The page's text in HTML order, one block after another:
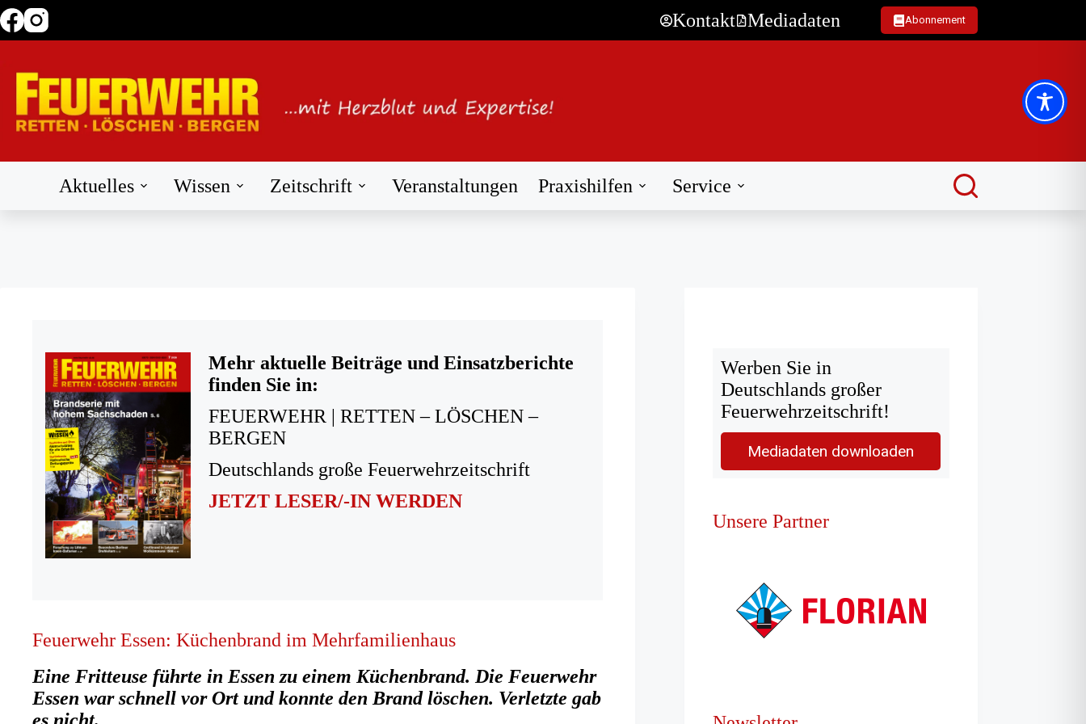
Zum
Inhalt
Kontakt Mediadaten Abonnement
Aktuelles Wissen Zeitschrift Veranstaltungen Praxishilfen Service
Mehr aktuelle Beiträge und Einsatzberichte
finden Sie in:
FEUERWEHR | RETTEN – LÖSCHEN –
BERGEN
Deutschlands große Feuerwehrzeitschrift
JETZT LESER/-IN WERDEN
Feuerwehr Essen: Küchenbrand im Mehrfamilienhaus
Eine Fritteuse führte in Essen zu einem Küchenbrand. Die Feuerwehr
Essen war schnell vor Ort und konnte den Brand löschen. Verletzte gab
es nicht.
Werben Sie in
Deutschlands großer
Feuerwehrzeitschrift!
Mediadaten downloaden
Unsere Partner